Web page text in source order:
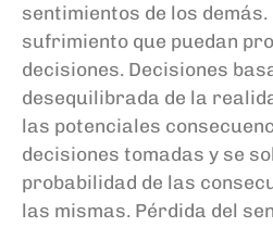
sentimientos de los demás.
sufrimiento que puedan
decisiones. Decisiones
desequilibrada de la
las potenciales
decisiones tomadas y se
probabilidad de las
las mismas. Pérdida del